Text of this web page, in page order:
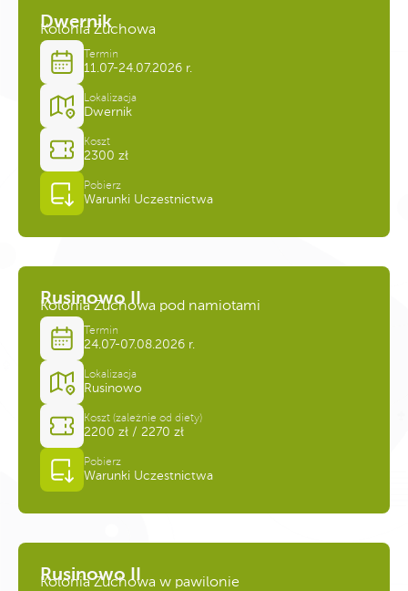
Dwernik
Kolonia Zuchowa
Termin
11.07-24.07.2026 r.
Lokalizacja
Dwernik
Koszt
2300 zł
Pobierz
Warunki Uczestnictwa
Rusinowo II
Kolonia Zuchowa pod namiotami
Termin
24.07-07.08.2026 r.
Lokalizacja
Rusinowo
Koszt (zależnie od diety)
2200 zł / 2270 zł
Pobierz
Warunki Uczestnictwa
Rusinowo II
Kolonia Zuchowa w pawilonie